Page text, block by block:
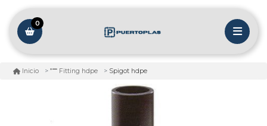
0
Inicio Fitting hdpe Spigot hdpe